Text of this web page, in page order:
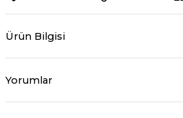
Ürün Bilgisi
Yorumlar